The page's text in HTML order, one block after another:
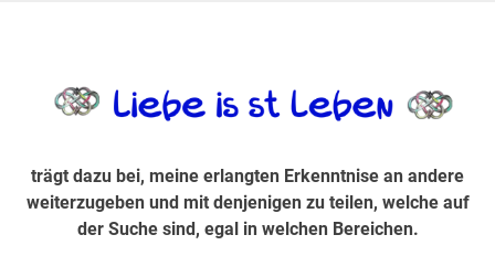
Suche sind, egal in welchen Bereichen.
trägt dazu bei, meine erlangten Erkenntnise an andere
weiterzugeben und mit denjenigen zu teilen, welche auf
der Suche sind, egal in welchen Bereichen.